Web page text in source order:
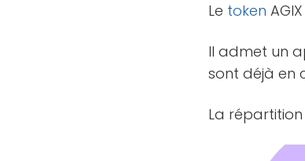
Le token
Il admet un
sont déjà en
La